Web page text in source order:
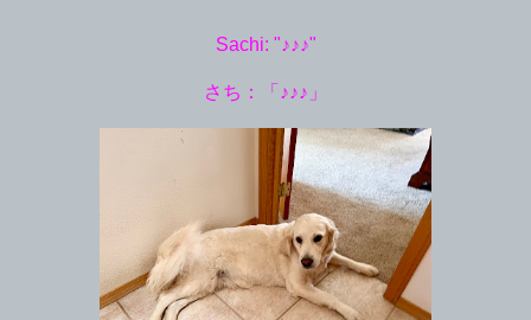
Sachi: "♪♪♪"
さち：「♪♪♪」